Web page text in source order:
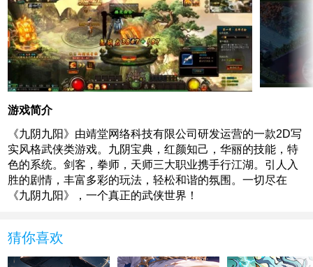
游戏简介
《九阴九阳》由靖堂网络科技有限公司研发运营的一款2D写
实风格武侠类游戏。九阴宝典，红颜知己，华丽的技能，特
色的系统。剑客，拳师，天师三大职业携手行江湖。引人入
胜的剧情，丰富多彩的玩法，轻松和谐的氛围。一切尽在
《九阴九阳》，一个真正的武侠世界！
猜你喜欢